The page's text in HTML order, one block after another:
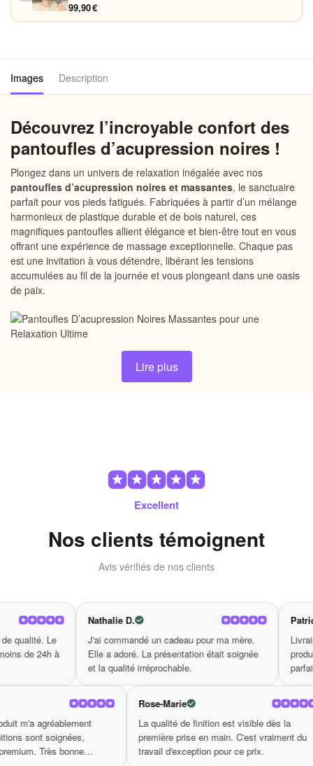
99,90 €
Images Description
Découvrez l’incroyable confort des
pantoufles d’acupression noires !
Plongez dans un univers de relaxation inégalée avec nos
pantoufles d’acupression noires et massantes, le sanctuaire
parfait pour vos pieds fatigués. Fabriquées à partir d’un mélange
harmonieux de plastique durable et de bois naturel, ces
magnifiques pantoufles allient élégance et bien-être tout en vous
offrant une expérience de massage exceptionnelle. Chaque pas
est une invitation à vous détendre, libérant les tensions
accumulées au fil de la journée et vous plongeant dans une oasis
de paix.
Votre oasis de bien-être au
longue journée, ces pantoufles massantes garantissent relaxation
instantanée et bienfaisante. Leur utilisation régulière, loin d’être
un luxe, devient vite une habitude bénéfique qui peut aider à
finalement, à améliorer votre qualité de vie de manière
surprenante.
Pourquoi choisir notre pantoufles
d’acupression ?
Conception chic : Un design élégant et moderne qui se
fond parfaitement dans votre décoration intérieure.
Bienfaits thérapeutiques : Stimule les points
d’acupression pour un effet relaxant et analgésique sur vos
pieds.
Facilité d’utilisation : Glissez-vous facilement dedans,
Lire plus
Excellent
Nos clients témoignent
Avis vérifiés de nos clients
Le
24h à
Nathalie D.
J'ai commandé un cadeau pour ma mère.
Elle a adoré. La présentation était soignée
et la qualité irréprochable.
Patricia L.
Livraison
produit
parfait du
du produit m'a agréablement
Les finitions sont soignées,
est premium. Très bonne
Rose-Marie
La qualité de finition est visible
première prise en main. C'est
travail d'exception pour ce prix.